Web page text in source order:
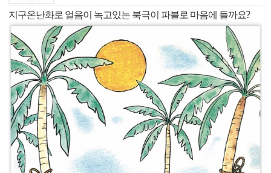
지구온난화로 얼음이 녹고있는 북극이 파블로 마음에 들까요?